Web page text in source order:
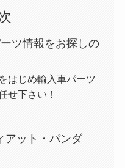
ツ情報をお探しの
はじめ輸入車パーツ
せ下さい！
アット・パンダ